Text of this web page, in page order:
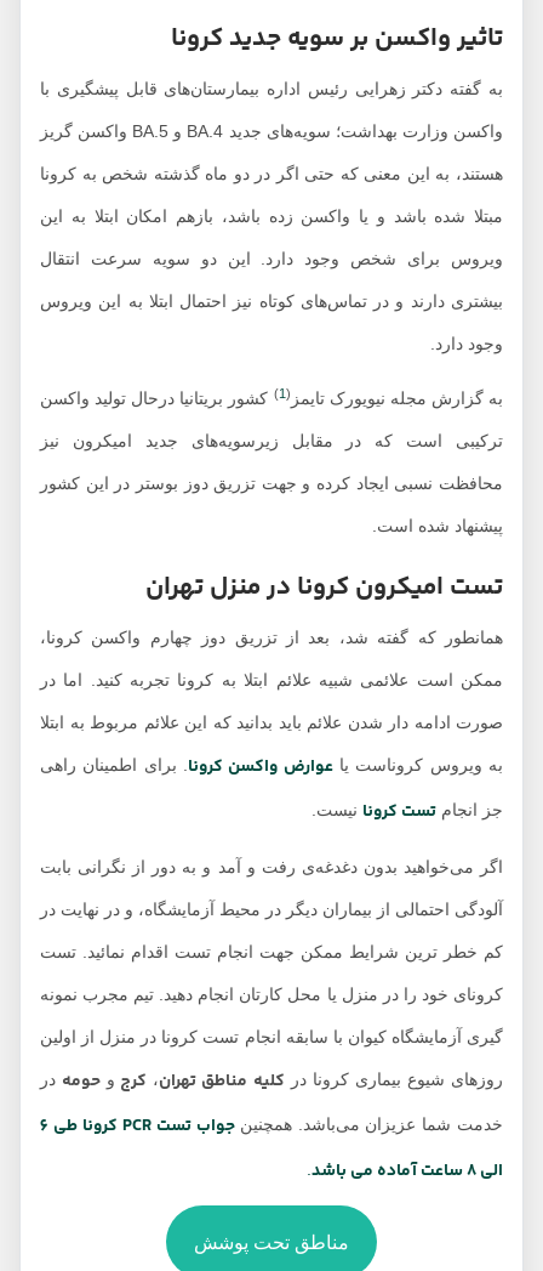
تاثیر واکسن بر سویه جدید کرونا
به گفته دکتر زهرایی رئیس اداره بیمارستان‌های قابل پیشگیری با
واکسن وزارت بهداشت؛ سویه‌های جدید BA.4 و BA.5 واکسن گریز
هستند، به این معنی که حتی اگر در دو ماه گذشته شخص به کرونا
مبتلا شده باشد و یا واکسن زده باشد، بازهم امکان ابتلا به این
ویروس برای شخص وجود دارد. این دو سویه سرعت انتقال
بیشتری دارند و در تماس‌های کوتاه نیز احتمال ابتلا به این ویروس
وجود دارد.
به گزارش مجله نیویورک تایمز (
1 کشور بریتانیا درحال تولید واکسن
ترکیبی است که در مقابل زیرسویه‌های جدید امیکرون نیز
محافظت نسبی ایجاد کرده و جهت تزریق دوز بوستر در این کشور
پیشنهاد شده است.
تست امیکرون کرونا در منزل تهران
همانطور که گفته شد، بعد از تزریق دوز چهارم واکسن کرونا،
ممکن است علائمی شبیه علائم ابتلا به کرونا تجربه کنید. اما در
صورت ادامه دار شدن علائم باید بدانید که این علائم مربوط به ابتلا
به ویروس کروناست یاعوارض واکسن کرونا . برای اطمینان راهی
جز انجامتست کرونا نیست.
اگر می‌خواهید بدون دغدغه‌ی رفت و آمد و به دور از نگرانی بابت
آلودگی احتمالی از بیماران دیگر در محیط آزمایشگاه، و در نهایت در
کم خطر ترین شرایط ممکن جهت انجام تست اقدام نمائید. تست
کرونای خود را در منزل یا محل کارتان انجام دهید. تیم مجرب نمونه
گیری آزمایشگاه کیوان با سابقه انجام تست کرونا در منزل از اولین
روزهای شیوع بیماری کرونا درکلیه مناطق تهران،کرج وحومهدر
خدمت شما عزیزان می‌باشد. همچنین
جواب تست PCR کرونا طی 6
.
مناطق تحت پوشش